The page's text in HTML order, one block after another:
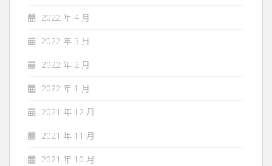
2022 年 4 月
2022 年 3 月
2022 年 2 月
2022 年 1 月
2021 年 12 月
2021 年 11 月
2021 年 10 月